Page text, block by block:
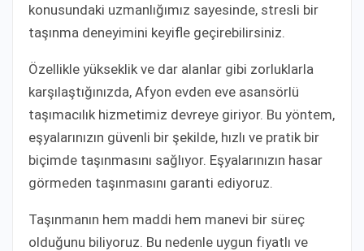
konusundaki uzmanlığımız sayesinde, stresli bir
taşınma deneyimini keyifle geçirebilirsiniz.
Özellikle yükseklik ve dar alanlar gibi zorluklarla
karşılaştığınızda, Afyon evden eve asansörlü
taşımacılık hizmetimiz devreye giriyor. Bu yöntem,
eşyalarınızın güvenli bir şekilde, hızlı ve pratik bir
biçimde taşınmasını sağlıyor. Eşyalarınızın hasar
görmeden taşınmasını garanti ediyoruz.
Taşınmanın hem maddi hem manevi bir süreç
olduğunu biliyoruz. Bu nedenle uygun fiyatlı ve